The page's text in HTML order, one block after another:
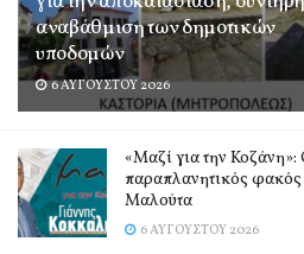
αναβάθμιση των δημοτικών
υποδομών
6 ΑΥΓΟΎΣΤΟΥ 2026
«Μαζί για την Κοζάνη»:
παραπλανητικός φακός
Μαλούτα
6 ΑΥΓΟΎΣΤΟΥ 2026